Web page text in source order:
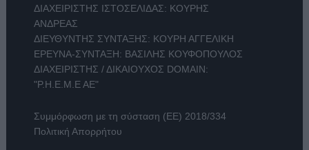
ΔΙΑΧΕΙΡΙΣΤΗΣ ΙΣΤΟΣΕΛΙΔΑΣ: ΚΟΥΡΗΣ
ΑΝΔΡΕΑΣ
ΔΙΕΥΘΥΝΤΗΣ ΣΥΝΤΑΞΗΣ: ΚΟΥΡΗ ΑΓΓΕΛΙΚΗ
ΕΡΕΥΝΑ-ΣΥΝΤΑΞΗ: ΒΑΣΙΛΗΣ ΚΟΥΦΟΠΟΥΛΟΣ
ΔΙΑΧΕΙΡΙΣΤΗΣ / ΔΙΚΑΙΟΥΧΟΣ DOMAIN:
"Ρ.Η.Ε.Μ.Ε ΑΕ"
Συμμόρφωση με τη σύσταση (ΕΕ) 2018/334
Πολιτική Απορρήτου